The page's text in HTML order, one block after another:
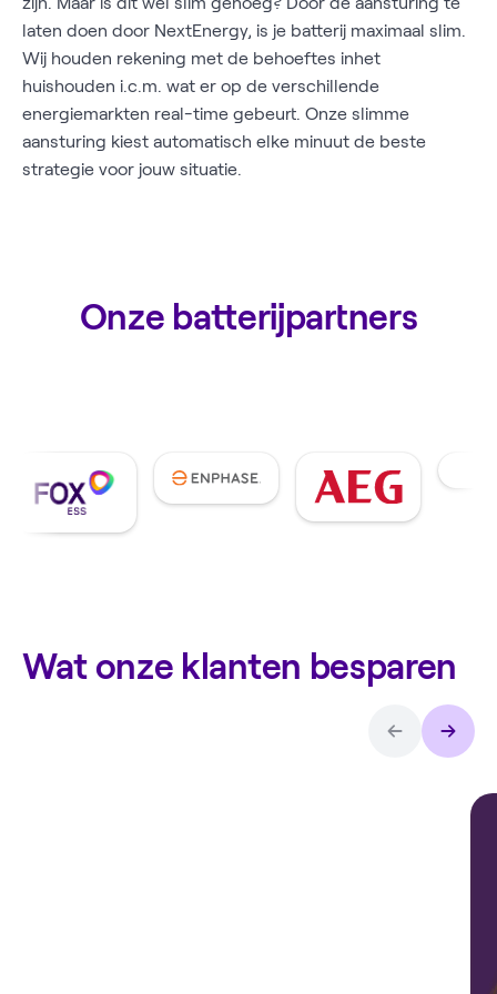
laten doen door NextEnergy, is je batterij maximaal slim.
Wij houden rekening met de behoeftes inhet
huishouden i.c.m. wat er op de verschillende
energiemarkten real-time gebeurt. Onze slimme
aansturing kiest automatisch elke minuut de beste
strategie voor jouw situatie.
Onze batterijpartners
Wat onze klanten besparen